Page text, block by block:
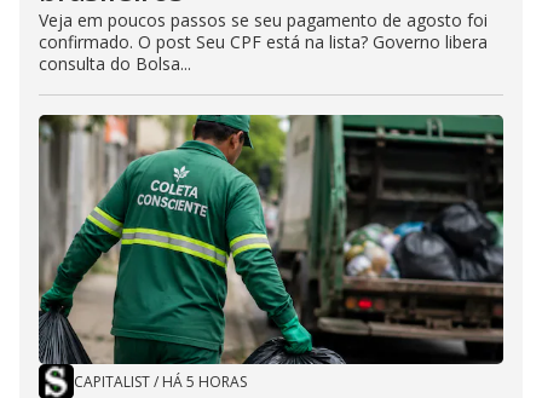
Veja em poucos passos se seu pagamento de agosto foi
confirmado. O post Seu CPF está na lista? Governo libera
consulta do Bolsa...
CAPITALIST/ HÁ 5 HORAS